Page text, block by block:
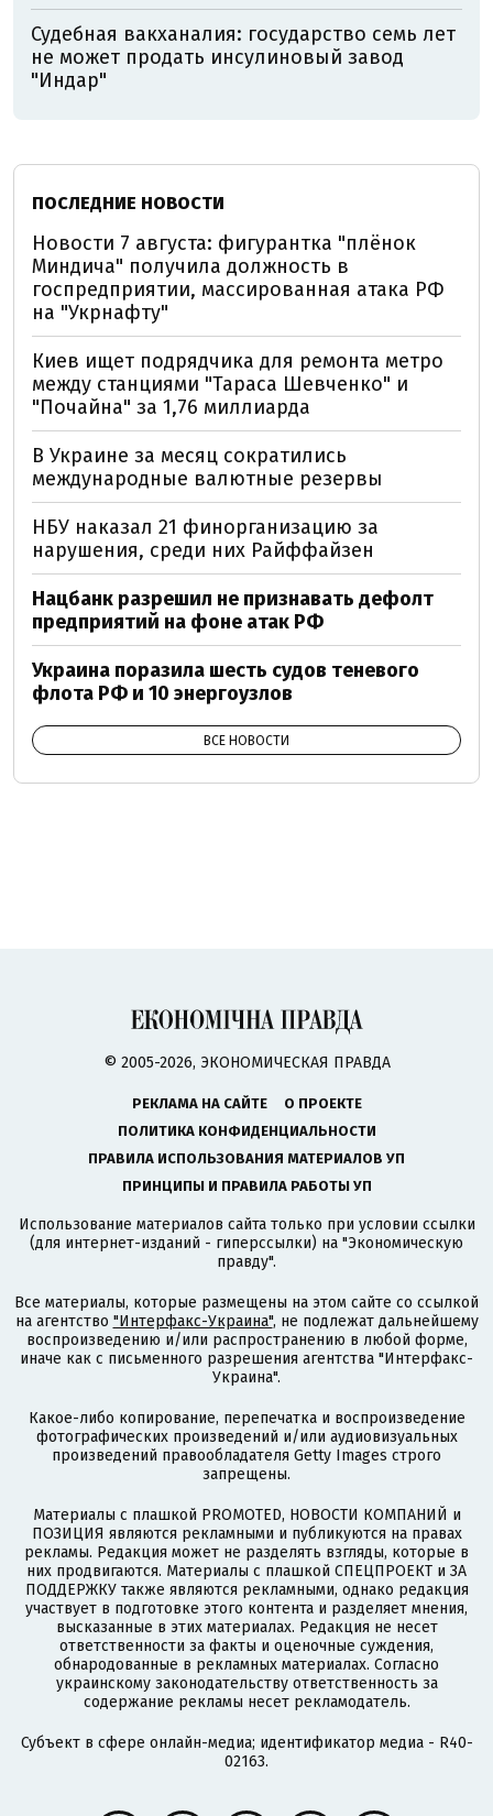
Судебная вакханалия: государство семь лет
не может продать инсулиновый завод
"Индар"
ПОСЛЕДНИЕ НОВОСТИ
Новости 7 августа: фигурантка "плёнок
Миндича" получила должность в
госпредприятии, массированная атака РФ
на "Укрнафту"
Киев ищет подрядчика для ремонта метро
между станциями "Тараса Шевченко" и
"Почайна" за 1,76 миллиарда
В Украине за месяц сократились
международные валютные резервы
НБУ наказал 21 финорганизацию за
нарушения, среди них Райффайзен
Нацбанк разрешил не признавать дефолт
предприятий на фоне атак РФ
Украина поразила шесть судов теневого
флота РФ и 10 энергоузлов
ВСЕ НОВОСТИ
© 2005-2026, ЭКОНОМИЧЕСКАЯ ПРАВДА
РЕКЛАМА НА САЙТЕ
О ПРОЕКТЕ
ПОЛИТИКА КОНФИДЕНЦИАЛЬНОСТИ
ПРАВИЛА ИСПОЛЬЗОВАНИЯ МАТЕРИАЛОВ УП
ПРИНЦИПЫ И ПРАВИЛА РАБОТЫ УП
Использование материалов сайта только при условии ссылки
(для интернет-изданий - гиперссылки) на "Экономическую
правду".
Все материалы, которые размещены на этом сайте со ссылкой
на агентство "Интерфакс-Украина", не подлежат дальнейшему
воспроизведению и/или распространению в любой форме,
иначе как с письменного разрешения агентства "Интерфакс-
Украина".
Какое-либо копирование, перепечатка и воспроизведение
фотографических произведений и/или аудиовизуальных
произведений правообладателя Getty Images строго
запрещены.
Материалы с плашкой PROMOTED, НОВОСТИ КОМПАНИЙ и
ПОЗИЦИЯ являются рекламными и публикуются на правах
рекламы. Редакция может не разделять взгляды, которые в
них продвигаются. Материалы с плашкой СПЕЦПРОЕКТ и ЗА
ПОДДЕРЖКУ также являются рекламными, однако редакция
участвует в подготовке этого контента и разделяет мнения,
высказанные в этих материалах. Редакция не несет
ответственности за факты и оценочные суждения,
обнародованные в рекламных материалах. Согласно
украинскому законодательству ответственность за
содержание рекламы несет рекламодатель.
Субъект в сфере онлайн-медиа; идентификатор медиа - R40-
02163.